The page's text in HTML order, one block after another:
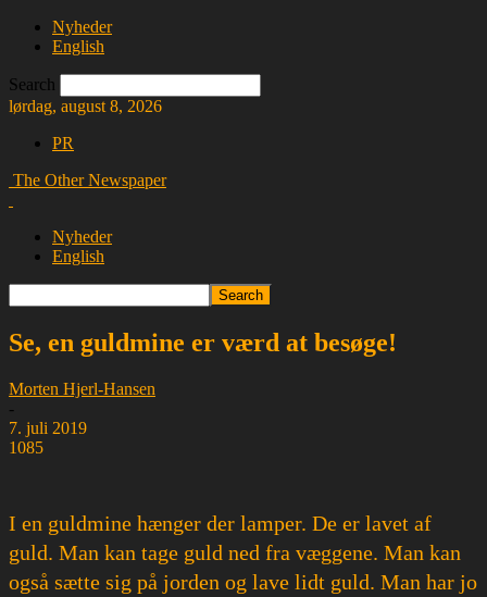
Nyheder
English
Search
lørdag, august 8, 2026
PR
The Other Newspaper
Nyheder
English
Se, en guldmine er værd at besøge!
Morten Hjerl-Hansen
-
7. juli 2019
1085
I en guldmine hænger der lamper. De er lavet af
guld. Man kan tage guld ned fra væggene. Man kan
også sætte sig på jorden og lave lidt guld. Man har jo